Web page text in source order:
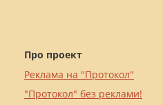
Про проект
Реклама на "Протокол"
"Протокол" без реклами!